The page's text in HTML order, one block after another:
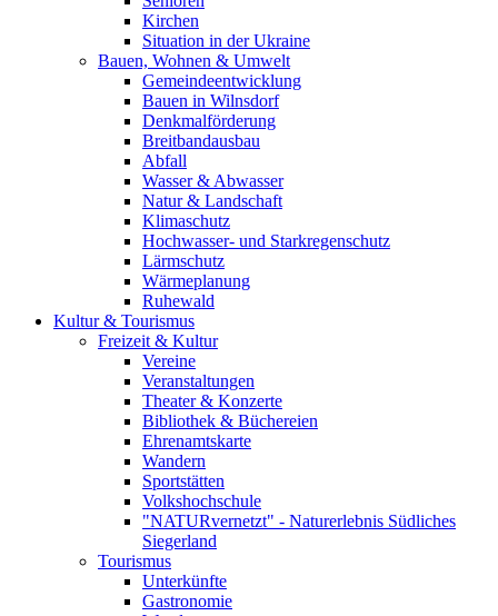
Kirchen
Situation in der Ukraine
Bauen, Wohnen & Umwelt
Gemeindeentwicklung
Bauen in Wilnsdorf
Denkmalförderung
Breitbandausbau
Abfall
Wasser & Abwasser
Natur & Landschaft
Klimaschutz
Hochwasser- und Starkregenschutz
Lärmschutz
Wärmeplanung
Ruhewald
Kultur & Tourismus
Freizeit & Kultur
Vereine
Veranstaltungen
Theater & Konzerte
Bibliothek & Büchereien
Ehrenamtskarte
Wandern
Sportstätten
Volkshochschule
"NATURvernetzt" - Naturerlebnis Südliches
Siegerland
Tourismus
Unterkünfte
Gastronomie